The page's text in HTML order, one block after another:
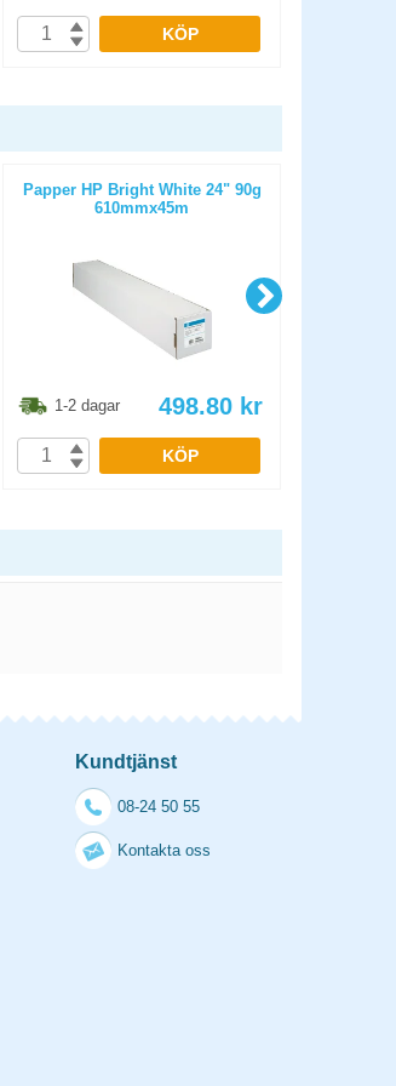
KÖP
Papper HP Bright White 24" 90g
610mmx45m
1-2 dagar 498.80 kr
KÖP
Kundtjänst
08-24 50 55
Kontakta oss